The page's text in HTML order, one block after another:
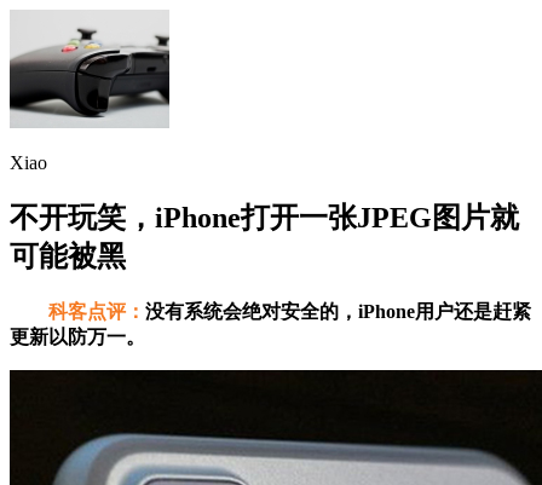
Xiao
不开玩笑，iPhone打开一张JPEG图片就
可能被黑
科客点评： 没有系统会绝对安全的，iPhone用户还是赶紧
更新以防万一。